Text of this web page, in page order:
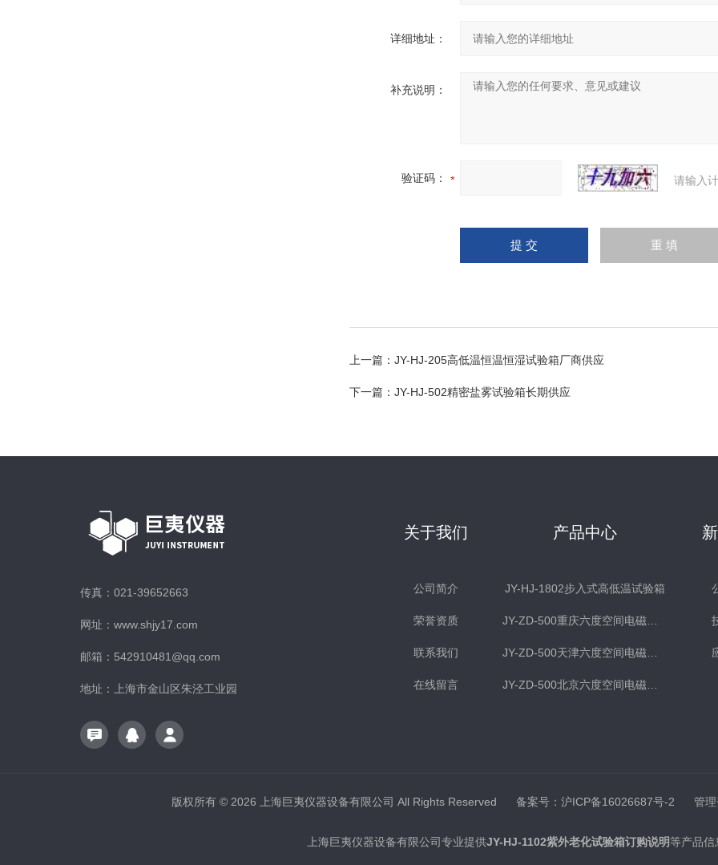
详细地址：
补充说明：
验证码： 请输入
上一篇： JY-HJ-205高低温恒温恒湿试验箱厂商供应
下一篇： JY-HJ-502精密盐雾试验箱长期供应
传真：021-39652663
网址：www.shjy17.com
邮箱：542910481@qq.com
地址：上海市金山区朱泾工业园
关于我们
公司简介
荣誉资质
联系我们
在线留言
产品中心
JY-HJ-1802步入式高低温试验箱
版权所有 © 2026 上海巨夷仪器设备有限公司 All Rights Reserved 备案号：沪ICP备16026687号-2 管
上海巨夷仪器设备有限公司专业提供JY-HJ-1102紫外老化试验箱订购说明等产品信